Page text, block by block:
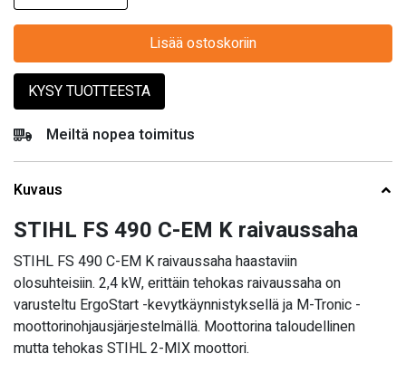
1515,00 €.1190,00 €.
Lisää ostoskoriin
KYSY TUOTTEESTA
Meiltä nopea toimitus
Kuvaus
STIHL FS 490 C-EM K raivaussaha
STIHL FS 490 C-EM K raivaussaha haastaviin
olosuhteisiin. 2,4 kW, erittäin tehokas raivaussaha on
varusteltu ErgoStart -kevytkäynnistyksellä ja M-Tronic -
moottorinohjausjärjestelmällä. Moottorina taloudellinen
mutta tehokas STIHL 2-MIX moottori.